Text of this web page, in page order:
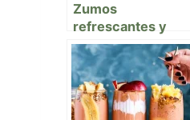
Zumos
refrescantes y
antioxidantes para
combatir el calor
con salud 🍉🌞🧃